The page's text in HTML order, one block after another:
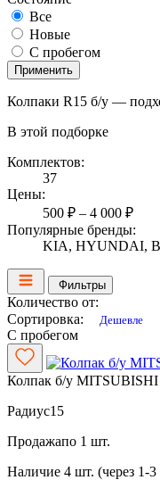
Все
Новые
С пробегом
Применить
Колпаки R15 б/у —
В этой подборке
Комплектов:
37
Цены:
500 ₽ – 4 000 ₽
Популярные бренды:
KIA, HYUNDAI,
Фильтры
Количество от:
Сортировка:
Дешевле
С пробегом
Колпак б/у MITSUBISHI
Радиус15
Продажапо 1 шт.
Наличие 4 шт. (через 1-